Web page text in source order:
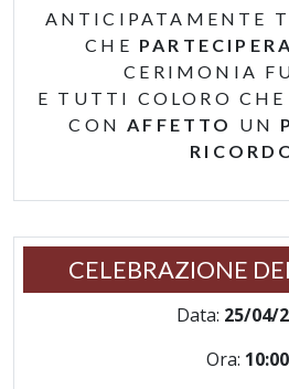
ANTICIPATAMENTE
CHE
CERIMONIA
E TUTTI COLORO CHE
CON AFFETTO UN
CELEBRAZIONE
Data: 25/04/
Ora: 10:00